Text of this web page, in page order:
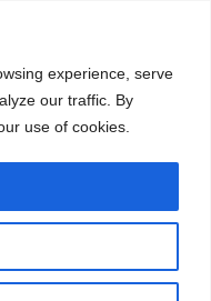
experience, serve
our traffic. By
use of cookies.